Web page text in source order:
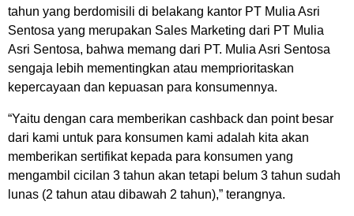
tahun yang berdomisili di belakang kantor PT Mulia Asri
Sentosa yang merupakan Sales Marketing dari PT Mulia
Asri Sentosa, bahwa memang dari PT. Mulia Asri Sentosa
sengaja lebih mementingkan atau memprioritaskan
kepercayaan dan kepuasan para konsumennya.
“Yaitu dengan cara memberikan cashback dan point besar
dari kami untuk para konsumen kami adalah kita akan
memberikan sertifikat kepada para konsumen yang
mengambil cicilan 3 tahun akan tetapi belum 3 tahun sudah
lunas (2 tahun atau dibawah 2 tahun),” terangnya.